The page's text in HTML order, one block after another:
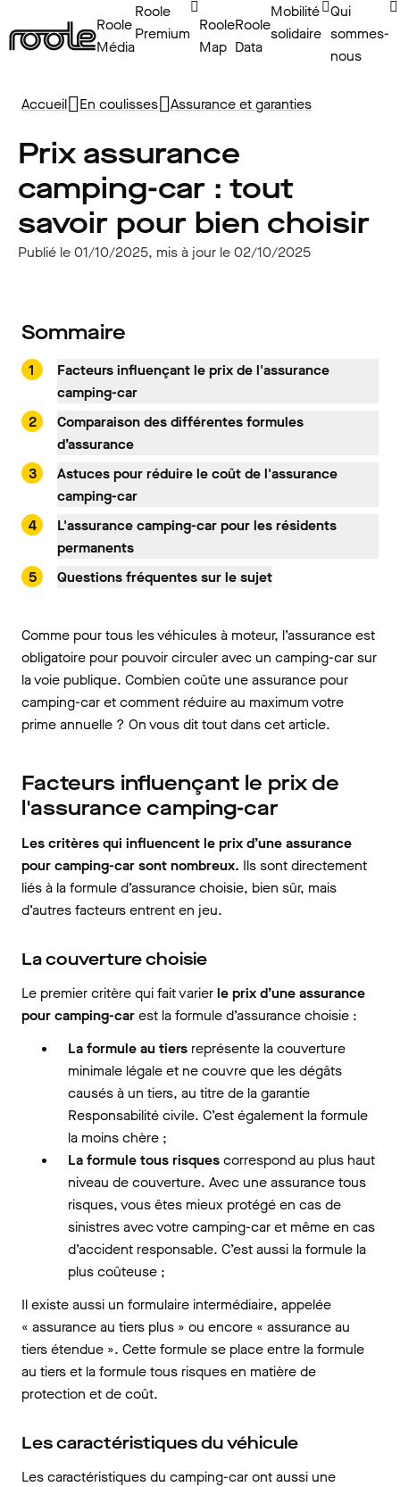
Roole
Média
Roole
Premium Roole
Map
Roole
Data
Mobilité
solidaire
Qui
sommes-
nous
Accueil En coulisses Assurance et garanties
Prix assurance
camping-car : tout
savoir pour bien choisir
Publié le 01/10/2025, mis à jour le 02/10/2025
Sommaire
Facteurs influençant le prix de l'assurance
camping-car
Comparaison des différentes formules
d’assurance
Astuces pour réduire le coût de l'assurance
camping-car
L'assurance camping-car pour les résidents
permanents
Questions fréquentes sur le sujet
Comme pour tous les véhicules à moteur, l’assurance est
obligatoire pour pouvoir circuler avec un camping-car sur
la voie publique. Combien coûte une assurance pour
camping-car et comment réduire au maximum votre
prime annuelle ? On vous dit tout dans cet article.
Facteurs influençant le prix de
l'assurance camping-car
Les critères qui influencent le prix d’une assurance
pour camping-car sont nombreux. Ils sont directement
liés à la formule d’assurance choisie, bien sûr, mais
d’autres facteurs entrent en jeu.
La couverture choisie
Le premier critère qui fait varierle prix d’une assurance
pour camping-carest la formule d’assurance choisie :
La formule au tiers représente la couverture
minimale légale et ne couvre que les dégâts
causés à un tiers, au titre de la garantie
Responsabilité civile. C’est également la formule
la moins chère ;
La formule tous risquescorrespond au plus haut
niveau de couverture. Avec une assurance tous
risques, vous êtes mieux protégé en cas de
sinistres avec votre camping-car et même en cas
d’accident responsable. C’est aussi la formule la
plus coûteuse ;
Il existe aussi un formulaire intermédiaire, appelée
« assurance au tiers plus » ou encore « assurance au
tiers étendue ». Cette formule se place entre la formule
au tiers et la formule tous risques en matière de
protection et de coût.
Les caractéristiques du véhicule
Les caractéristiques du camping-car ont aussi une